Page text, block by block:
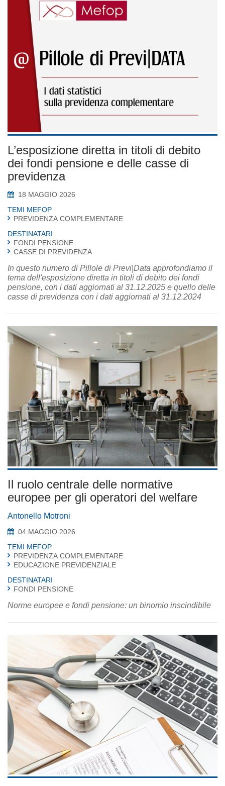
L’esposizione diretta in titoli di debito
dei fondi pensione e delle casse di
previdenza
18 MAGGIO 2026
TEMI MEFOP
PREVIDENZA COMPLEMENTARE
DESTINATARI
FONDI PENSIONE
CASSE DI PREVIDENZA
In questo numero di Pillole di Previ|Data approfondiamo il
tema dell'esposizione diretta in titoli di debito dei fondi
pensione, con i dati aggiornati al 31.12.2025 e quello delle
casse di previdenza con i dati aggiornati al 31.12.2024
Il ruolo centrale delle normative
europee per gli operatori del welfare
Antonello Motroni
04 MAGGIO 2026
TEMI MEFOP
PREVIDENZA COMPLEMENTARE
EDUCAZIONE PREVIDENZIALE
DESTINATARI
FONDI PENSIONE
Norme europee e fondi pensione: un binomio inscindibile